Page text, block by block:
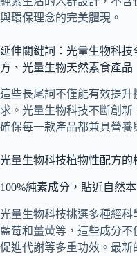
與環保理念的完美體現。
延伸關鍵詞：光量生物科
方、光量生物天然素食產品
這些長尾詞不僅能有效提
求。光量生物科技不斷創新
確保每一款產品都兼具營養
光量生物科技植物性配方的
100%純素成分，貼近自然
光量生物科技挑選多種經科
藍莓和薑黃等，這些成分
促進代謝等多重功效。最新